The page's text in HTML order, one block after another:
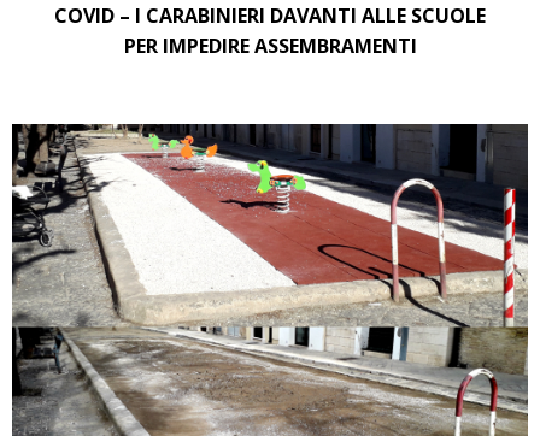
COVID – I CARABINIERI DAVANTI ALLE SCUOLE
PER IMPEDIRE ASSEMBRAMENTI